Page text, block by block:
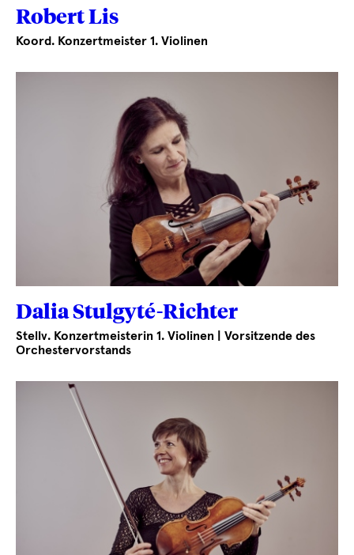
Robert Lis
Koord. Konzertmeister 1. Violinen
Dalia Stulgyté-Richter
Stellv. Konzertmeisterin 1. Violinen | Vorsitzende des
Orchestervorstands